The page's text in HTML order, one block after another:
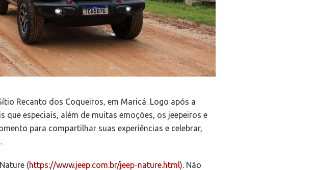
Recanto dos Coqueiros, em Maricá. Logo após a
especiais, além de muitas emoções, os jeepeiros e
para compartilhar suas experiências e celebrar,
(https://www.jeep.com.br/jeep-nature.html). Não